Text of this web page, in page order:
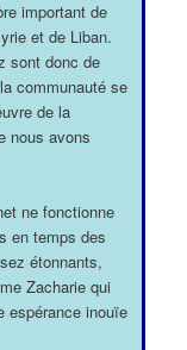
important de
et de Liban.
sont donc de
communauté se
de la
nous avons
ne fonctionne
en temps des
étonnants,
Zacharie qui
espérance inouïe